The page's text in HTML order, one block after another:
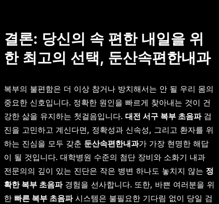
결론: 당신의 속 편한 내일을 위
한 최고의 선택, 둔산속편한내과
복부의 불편함은 더 이상 참거나 방치해서는 안 될 우리 몸의
중요한 신호입니다. 정확한 원인을 빠르게 찾아내는 것이 건
강한 삶을 유지하는 첫걸음입니다. 대전 서구 복부 초음파검
진을 고민하고 계신다면, 정확성과 신속성, 그리고 환자를 위
하는 진심을 모두 갖춘 둔산속편한내과가 가장 현명한 해답
이 될 것입니다. 대학병원 수준의 첨단 장비와 소화기 내과
전문의의 깊이 있는 진단은 작은 병변 하나도 놓치지 않는 정
확한 복부 초음파경험을 선사합니다. 또한, 바쁜 여러분을 위
한 빠른 복부 초음파시스템은 불필요한 기다림 없이 당일 검